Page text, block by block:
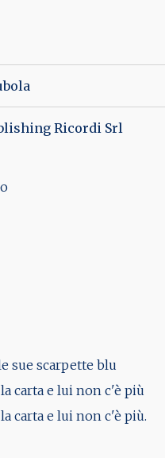
Ricordi Srl
sue scarpette blu
carta e lui non c'è più
carta e lui non c'è più.